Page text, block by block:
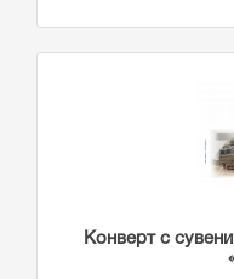
Конверт с